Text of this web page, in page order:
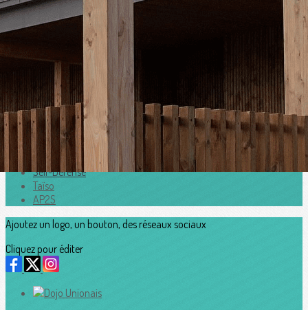
Exporter les lignes sélectionnées
Exporter toutes les colonnes
Exporter uniquement les colonnes affichées
>
Accueil
Judo
Aïkido
Karaté-Do
Self-Défense
Taïso
AP2S
Ajoutez un logo, un bouton, des réseaux sociaux
Cliquez pour éditer